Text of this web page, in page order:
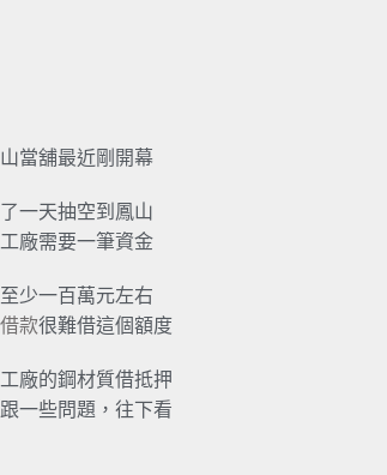
當舖最近剛開幕
一天抽空到鳳山
廠需要一筆資金
少一百萬元左右
款很難借這個額度
廠的鋼材質借抵押
一些問題，往下看